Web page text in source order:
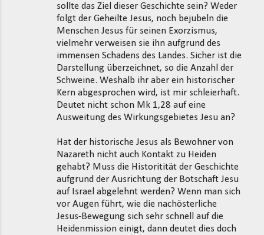
sollte das Ziel dieser Geschichte sein? Weder
folgt der Geheilte Jesus, noch bejubeln die
Menschen Jesus für seinen Exorzismus,
vielmehr verweisen sie ihn aufgrund des
immensen Schadens des Landes. Sicher ist die
Darstellung überzeichnet, so die Anzahl der
Schweine. Weshalb ihr aber ein historischer
Kern abgesprochen wird, ist mir schleierhaft.
Deutet nicht schon Mk 1,28 auf eine
Ausweitung des Wirkungsgebietes Jesu an?
Hat der historische Jesus als Bewohner von
Nazareth nicht auch Kontakt zu Heiden
gehabt? Muss die Historitität der Geschichte
aufgrund der Ausrichtung der Botschaft Jesu
auf Israel abgelehnt werden? Wenn man sich
vor Augen führt, wie die nachösterliche
Jesus-Bewegung sich sehr schnell auf die
Heidenmission einigt, dann deutet dies doch